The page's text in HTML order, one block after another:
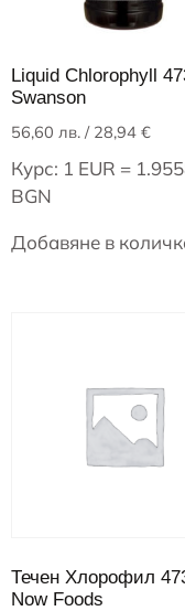
Liquid Chlorophyll
Swanson
56,60 лв. / 28,94 €
Курс: 1 EUR =
BGN
Добавяне в
Течен Хлорофил
Now Foods